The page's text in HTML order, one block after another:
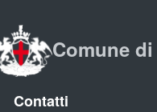
Comune
Contatti